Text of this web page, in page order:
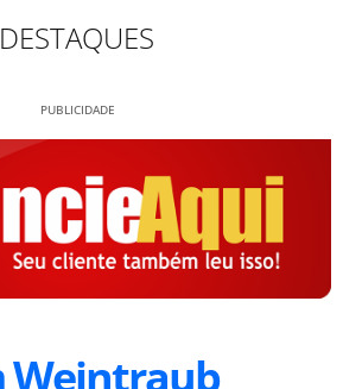
DESTAQUES
PUBLICIDADE
Weintraub